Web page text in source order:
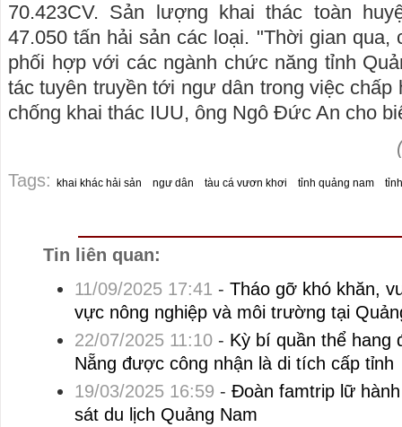
70.423CV. Sản lượng khai thác toàn
47.050 tấn hải sản các loại. "Thời gian qua,
phối hợp với các ngành chức năng tỉnh
tác tuyên truyền tới ngư dân trong việc chấp
chống khai thác IUU, ông Ngô Đức An cho
Tags: khai khác hải sản ngư dân tàu cá vươn khơi tỉnh quảng nam
Tin liên quan:
11/09/2025 17:41 - Tháo gỡ khó khăn,
vực nông nghiệp và môi trường tại
22/07/2025 11:10- Kỳ bí quần thể hang
Nẵng được công nhận là di tích cấp tỉnh
19/03/2025 16:59 - Đoàn famtrip lữ
sát du lịch Quảng Nam